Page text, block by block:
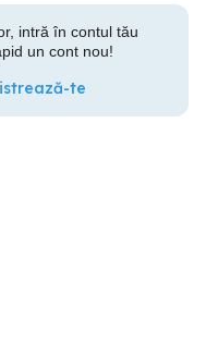
intră în contul tău
un cont nou!
te